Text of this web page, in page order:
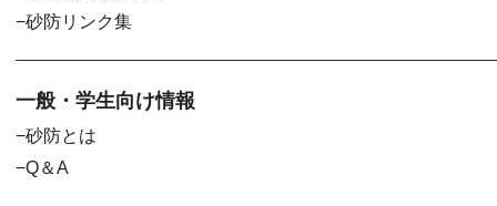
砂防リンク集
一般・学生向け情報
砂防とは
Q＆A